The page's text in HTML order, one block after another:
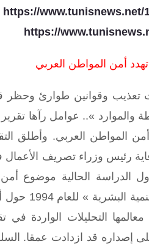
https://www.tunisnews.net/
https://
أمن المواطن العربي
تعذيب وقوانين طوارئ وحظر
».. عوامل رآها تقرير
تشكل خطرا على أمن المواطن العربي.
الحكومي برعاية رئيس وزراء تصريف
الدراسة الحالية موضوع أمن
العربية انطلاقا
التحليلات الواردة في
إصداره قد ازدادت عمقا.